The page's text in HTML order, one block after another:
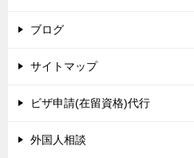
ブログ
サイトマップ
ビザ申請(在留資格)代行
外国人相談